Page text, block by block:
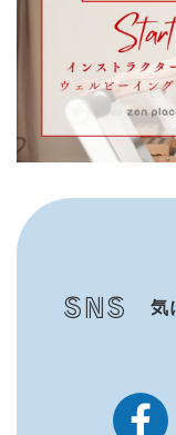
SNS 気